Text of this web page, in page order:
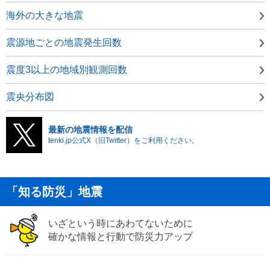
海外の大きな地震
震源地ごとの地震発生回数
震度3以上の地域別観測回数
震央分布図
最新の地震情報を配信
tenki.jp公式X（旧Twitter）をご利用ください。
「知る防災」地震
いざという時にあわてないために
確かな情報と行動で防災力アップ